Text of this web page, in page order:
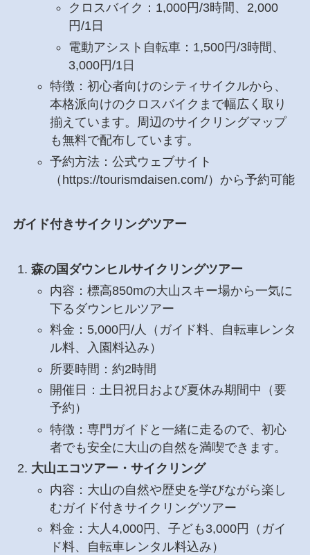
クロスバイク：1,000円/3時間、2,000
円/1日
電動アシスト自転車：1,500円/3時間、
3,000円/1日
特徴：初心者向けのシティサイクルから、
本格派向けのクロスバイクまで幅広く取り
揃えています。周辺のサイクリングマップ
も無料で配布しています。
予約方法：公式ウェブサイト
（https://tourismdaisen.com/）から予約可能
ガイド付きサイクリングツアー
森の国ダウンヒルサイクリングツアー
内容：標高850mの大山スキー場から一気に
下るダウンヒルツアー
料金：5,000円/人（ガイド料、自転車レンタ
ル料、入園料込み）
所要時間：約2時間
開催日：土日祝日および夏休み期間中（要
予約）
特徴：専門ガイドと一緒に走るので、初心
者でも安全に大山の自然を満喫できます。
大山エコツアー・サイクリング
内容：大山の自然や歴史を学びながら楽し
むガイド付きサイクリングツアー
料金：大人4,000円、子ども3,000円（ガイ
ド料、自転車レンタル料込み）